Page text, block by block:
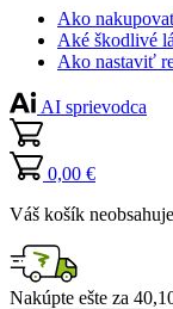
Ako
Aké škodlivé
Ako nastaviť
AI sprievodca
0,00 €
Váš košík
Nakúpte ešte za